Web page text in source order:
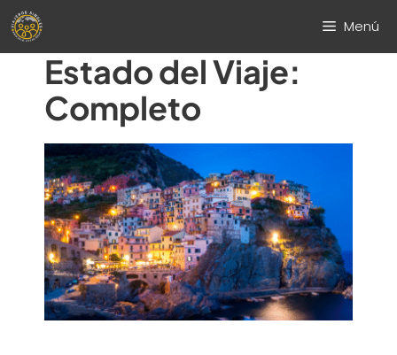
Saltar
contenido
Menú
Estado del Viaje:
Completo